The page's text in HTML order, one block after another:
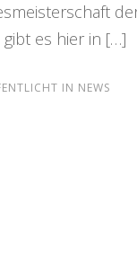
gibt es hier in […]
IN NEWS